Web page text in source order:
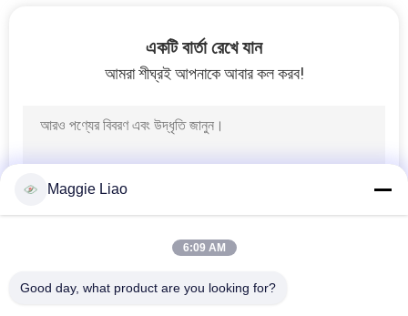
ইন্ডাস্ট্রিয়াল প্যাকেজিং সেল্প
ট্রে সরঞ্জাম
একটি বার্তা রেখে যান
আমরা শীঘ্রই আপনাকে আবার কল করব!
Maggie Liao
6:09 AM
Good day, what product are you looking for?